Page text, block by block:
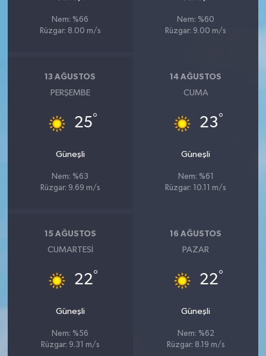
Nem: %66
Rüzgar: 8.00 m/s
Nem: %60
Rüzgar: 9.00 m/s
13 AĞUSTOS
PERŞEMBE
25°
Güneşli
Nem: %63
Rüzgar: 9.69 m/s
14 AĞUSTOS
CUMA
23°
Güneşli
Nem: %61
Rüzgar: 10.11 m/s
15 AĞUSTOS
CUMARTESI
22°
Güneşli
Nem: %56
Rüzgar: 9.31 m/s
16 AĞUSTOS
PAZAR
22°
Güneşli
Nem: %62
Rüzgar: 8.19 m/s